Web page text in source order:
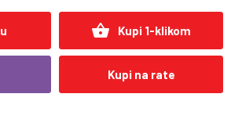
shopping_basket Kupi 1-klikom
Kupi na rate